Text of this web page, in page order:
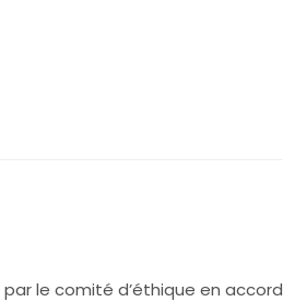
le comité d’éthique en accord